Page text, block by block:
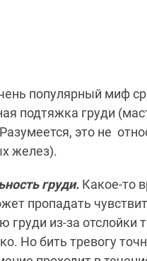
популярный миф
подтяжка груди
это не
желез).
груди. Какое-то
пропадать
груди из-за отслойки
Но бить тревогу